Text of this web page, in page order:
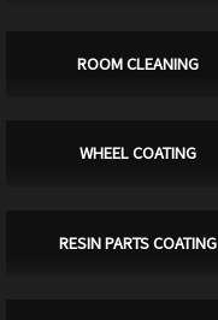
ROOM CLEANING
WHEEL COATING
RESIN PARTS COATING